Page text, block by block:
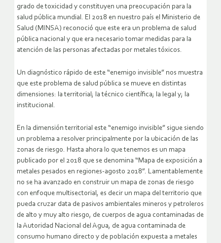
grado de toxicidad y constituyen una preocupación para la
salud pública mundial. El 2018 en nuestro país el Ministerio de
Salud (MINSA) reconoció que este era un problema de salud
pública nacional y que era necesario tomar medidas para la
atención de las personas afectadas por metales tóxicos.
Un diagnóstico rápido de este “enemigo invisible” nos muestra
que este problema de salud pública se mueve en distintas
dimensiones: la territorial; la técnico científica; la legal y; la
institucional.
En la dimensión territorial este “enemigo invisible” sigue siendo
un problema a resolver principalmente por la ubicación de las
zonas de riesgo. Hasta ahora lo que tenemos es un mapa
publicado por el 2018 que se denomina “Mapa de exposición a
metales pesados en regiones-agosto 2018”. Lamentablemente
no se ha avanzado en construir un mapa de zonas de riesgo
con enfoque multisectorial, es decir un mapa del territorio que
pueda cruzar data de pasivos ambientales mineros y petroleros
de alto y muy alto riesgo, de cuerpos de agua contaminadas de
la Autoridad Nacional del Agua, de agua contaminada de
consumo humano directo y de población expuesta a metales